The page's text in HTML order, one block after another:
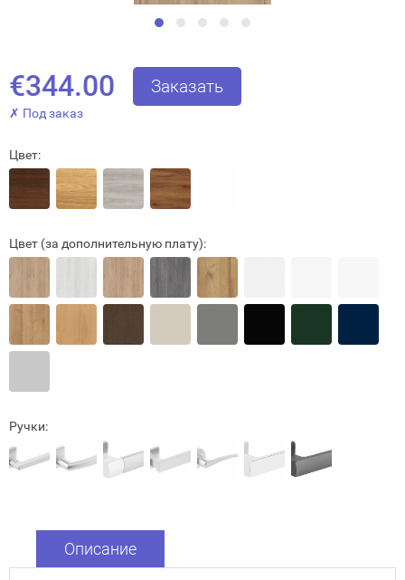
€344.00 Заказать
✗ Под заказ
Цвет:
Цвет (за дополнительную плату):
Ручки:
Описание